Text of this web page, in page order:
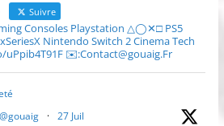
Suivre
Consoles Playstation △◯✕□ PS5
Nintendo Switch 2 Cinema Tech
uPpib4T91F ✉️:Contact@gouaig.Fr
@gouaig · 27 Juil